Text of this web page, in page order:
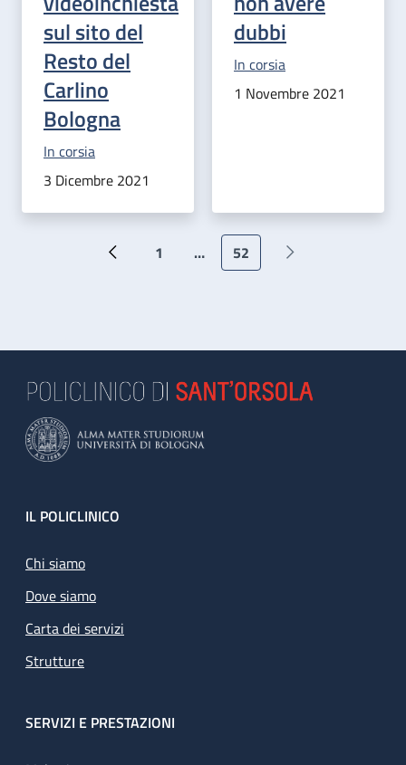
sul sito del
Resto del
Carlino
Bologna
Categoria correlata:
In corsia
3 Dicembre 2021
dubbi
Categoria correlata:
In corsia
1 Novembre 2021
Paginazione
Pagina precedente
Prima pagina
1 … Pagina attuale
52 Pagina successiva
Footer
IL POLICLINICO
Chi siamo
Dove siamo
Carta dei servizi
Strutture
SERVIZI E PRESTAZIONI